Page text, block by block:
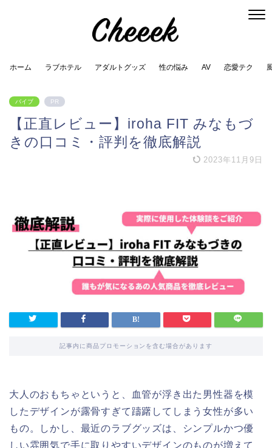
ホーム ラブホテル アダルトグッズ 性の悩み AV 恋愛テク
バイブ PR
【正直レビュー】iroha FIT みなもづ
きの口コミ・評判を徹底解説
2023年11月9日
記事内に商品プロモーションを含む場合があります
大人のおもちゃというと、血管が浮き出た男性器を模
したデザインが露骨すぎて躊躇してしまう女性が多い
もの。しかし、最近のラブグッズは、シンプルかつ優
しい雰囲気で手に取りやすいデザインのものが増えて